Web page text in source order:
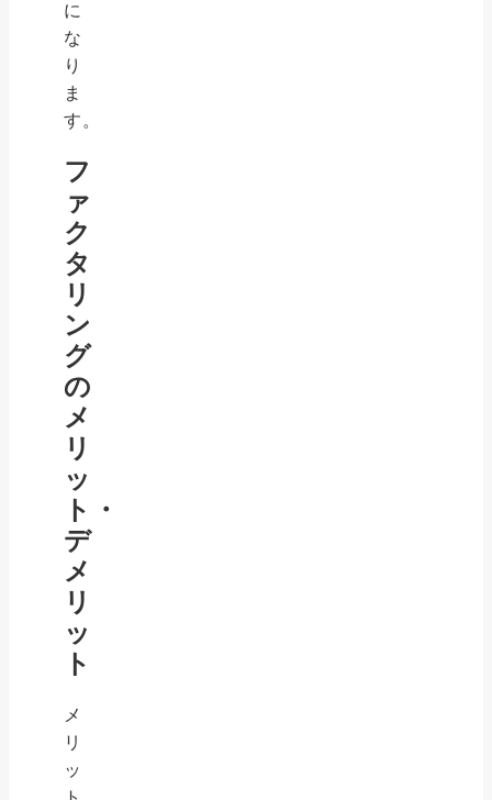
に
な
り
ま
す。
フ
ァ
ク
タ
リ
ン
グ
の
メ
リ
ッ
ト・
デ
メ
リ
ッ
ト
メ
リ
ッ